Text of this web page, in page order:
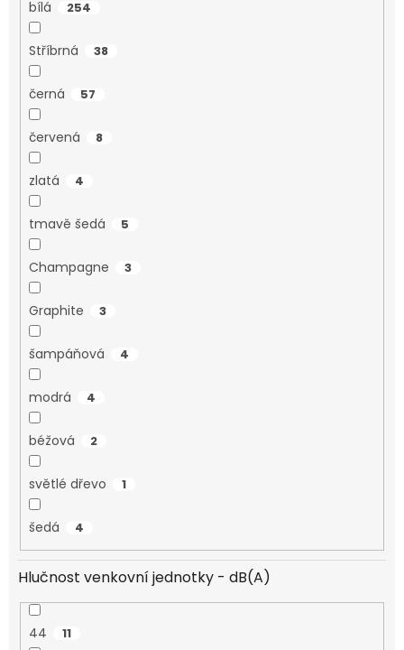
bílá 254
Stříbrná 38
černá 57
červená 8
zlatá 4
tmavě šedá 5
Champagne 3
Graphite 3
šampáňová 4
modrá 4
béžová 2
světlé dřevo 1
šedá 4
Hlučnost venkovní jednotky - dB(A)
44 11